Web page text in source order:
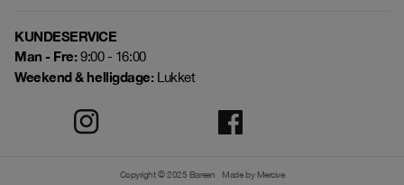
KUNDESERVICE
Man - Fre:9:00 - 16:00
Weekend & helligdage:Lukket
Copyright © 2025 Bareen
Made by Mercive